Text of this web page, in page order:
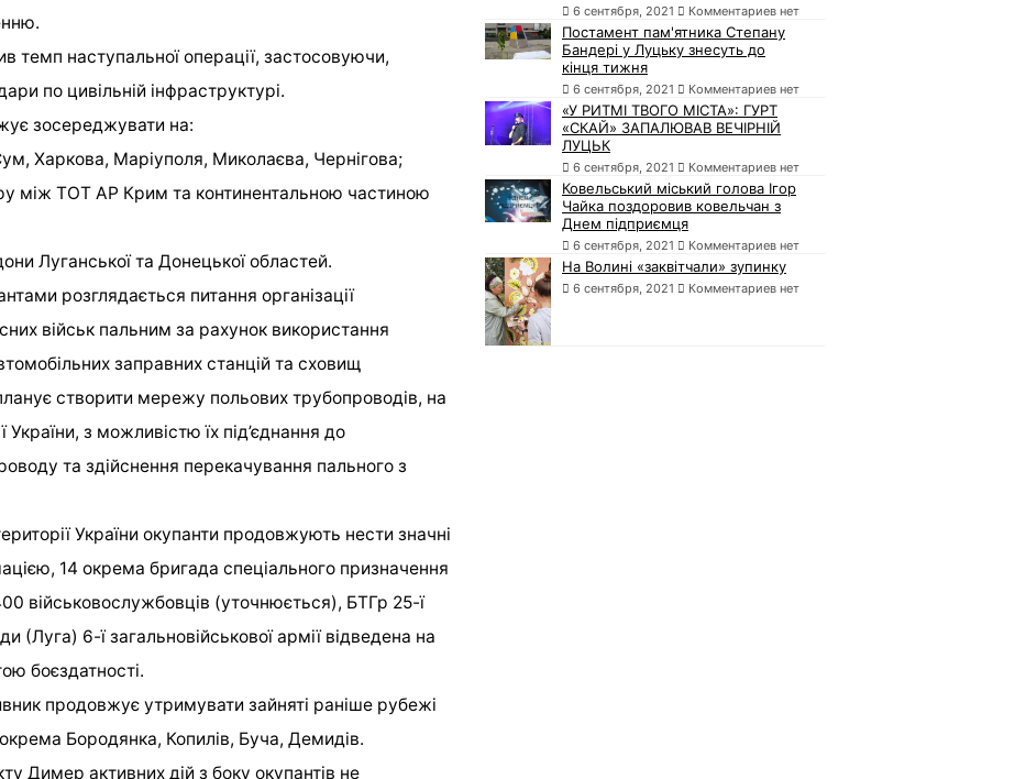
темп наступальної операції, застосовуючи,
по цивільній інфраструктурі.
зосереджувати на:
Харкова, Маріуполя, Миколаєва, Чернігова;
між ТОТ АР Крим та континентальною частиною
Луганської та Донецької областей.
розглядається питання організації
військ пальним за рахунок використання
заправних станцій та сховищ
створити мережу польових трубопроводів, на
України, з можливістю їх під’єднання до
та здійснення перекачування пального з
України окупанти продовжують нести значні
14 окрема бригада спеціального призначення
військовослужбовців (уточнюється), БТГр 25-ї
(Луга) 6-ї загальновійськової армії відведена на
боєздатності.
продовжує утримувати зайняті раніше рубежі
Бородянка, Копилів, Буча, Демидів.
Димер активних дій з боку окупантів не
6 сентября, 2021 Комментариев нет
Постамент пам'ятника Степану
Бандері у Луцьку знесуть до
кінця тижня
6 сентября, 2021 Комментариев нет
«У РИТМІ ТВОГО МІСТА»: ГУРТ
«СКАЙ» ЗАПАЛЮВАВ ВЕЧІРНІЙ
ЛУЦЬК
6 сентября, 2021 Комментариев нет
Ковельський міський голова Ігор
Чайка поздоровив ковельчан з
Днем підприємця
6 сентября, 2021 Комментариев нет
На Волині «заквітчали» зупинку
6 сентября, 2021 Комментариев нет